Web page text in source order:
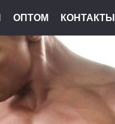
ОПТОМ КОНТАКТЫ